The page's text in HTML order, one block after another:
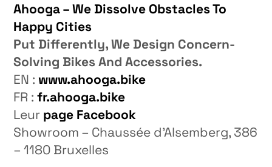
Ahooga – We Dissolve Obstacles To
Happy Cities
Put Differently, We Design Concern-
Solving Bikes And Accessories.
EN : www.ahooga.bike
FR :fr.ahooga.bike
Leur page Facebook
Showroom – Chaussée d’Alsemberg, 386
– 1180 Bruxelles